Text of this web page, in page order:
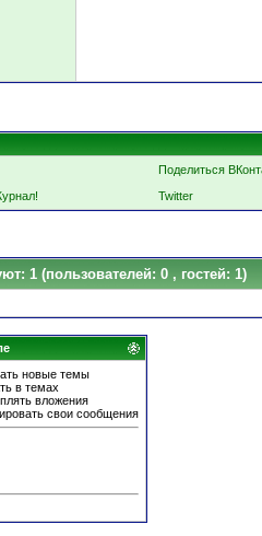
Поделиться
Twitter
1 (пользователей: 0 , гостей: 1)
новые темы
в темах
вложения
свои сообщения